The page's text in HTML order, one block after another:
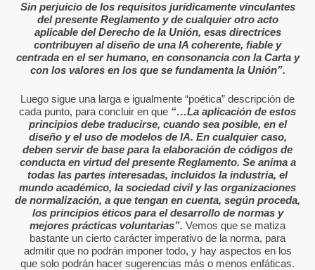
Sin perjuicio de los requisitos jurídicamente vinculantes
del presente Reglamento y de cualquier otro acto
aplicable del Derecho de la Unión, esas directrices
contribuyen al diseño de una IA coherente, fiable y
centrada en el ser humano, en consonancia con la Carta y
con los valores en los que se fundamenta la Unión”.
Luego sigue una larga e igualmente “poética” descripción de
cada punto, para concluir en que “…La aplicación de estos
principios debe traducirse, cuando sea posible, en el
diseño y el uso de modelos de IA. En cualquier caso,
deben servir de base para la elaboración de códigos de
conducta en virtud del presente Reglamento. Se anima a
todas las partes interesadas, incluidos la industria, el
mundo académico, la sociedad civil y las organizaciones
de normalización, a que tengan en cuenta, según proceda,
los principios éticos para el desarrollo de normas y
mejores prácticas voluntarias”. Vemos que se matiza
bastante un cierto carácter imperativo de la norma, para
admitir que no podrán imponer todo, y hay aspectos en los
que solo podrán hacer sugerencias más o menos enfáticas.